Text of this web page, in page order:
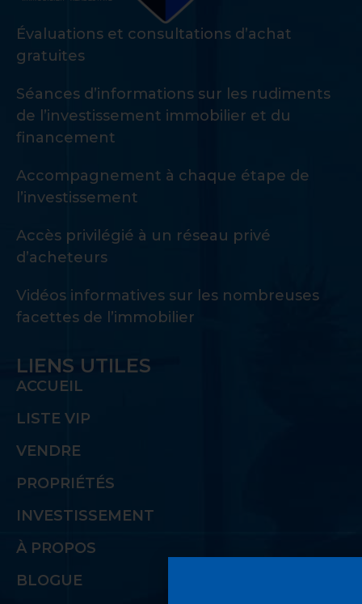
Évaluations et consultations d’achat
gratuites
Séances d’informations sur les rudiments
de l’investissement immobilier et du
financement
Accompagnement à chaque étape de
l’investissement
Accès privilégié à un réseau privé
d’acheteurs
Vidéos informatives sur les nombreuses
facettes de l’immobilier
LIENS UTILES
ACCUEIL
LISTE VIP
VENDRE
PROPRIÉTÉS
INVESTISSEMENT
À PROPOS
BLOGUE